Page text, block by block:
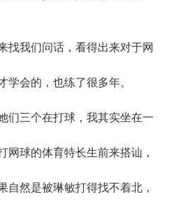
我们问话，看得出来对于网
学会的，也练了很多年。
三个在打球，我其实坐在一
网球的体育特长生前来搭讪，
自然是被琳敏打得找不着北，